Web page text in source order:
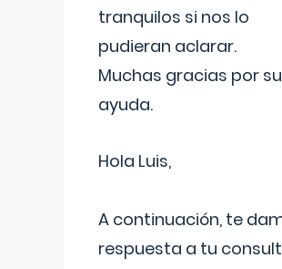
tranquilos si nos lo
pudieran aclarar.
Muchas gracias por su
ayuda.
Hola Luis,
A continuación, te
respuesta a tu